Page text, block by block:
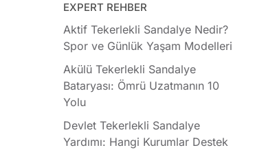
EXPERT REHBER
Aktif Tekerlekli Sandalye Nedir?
Spor ve Günlük Yaşam Modelleri
Akülü Tekerlekli Sandalye
Bataryası: Ömrü Uzatmanın 10
Yolu
Devlet Tekerlekli Sandalye
Yardımı: Hangi Kurumlar Destek